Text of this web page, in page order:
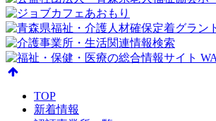
TOP
新着情報